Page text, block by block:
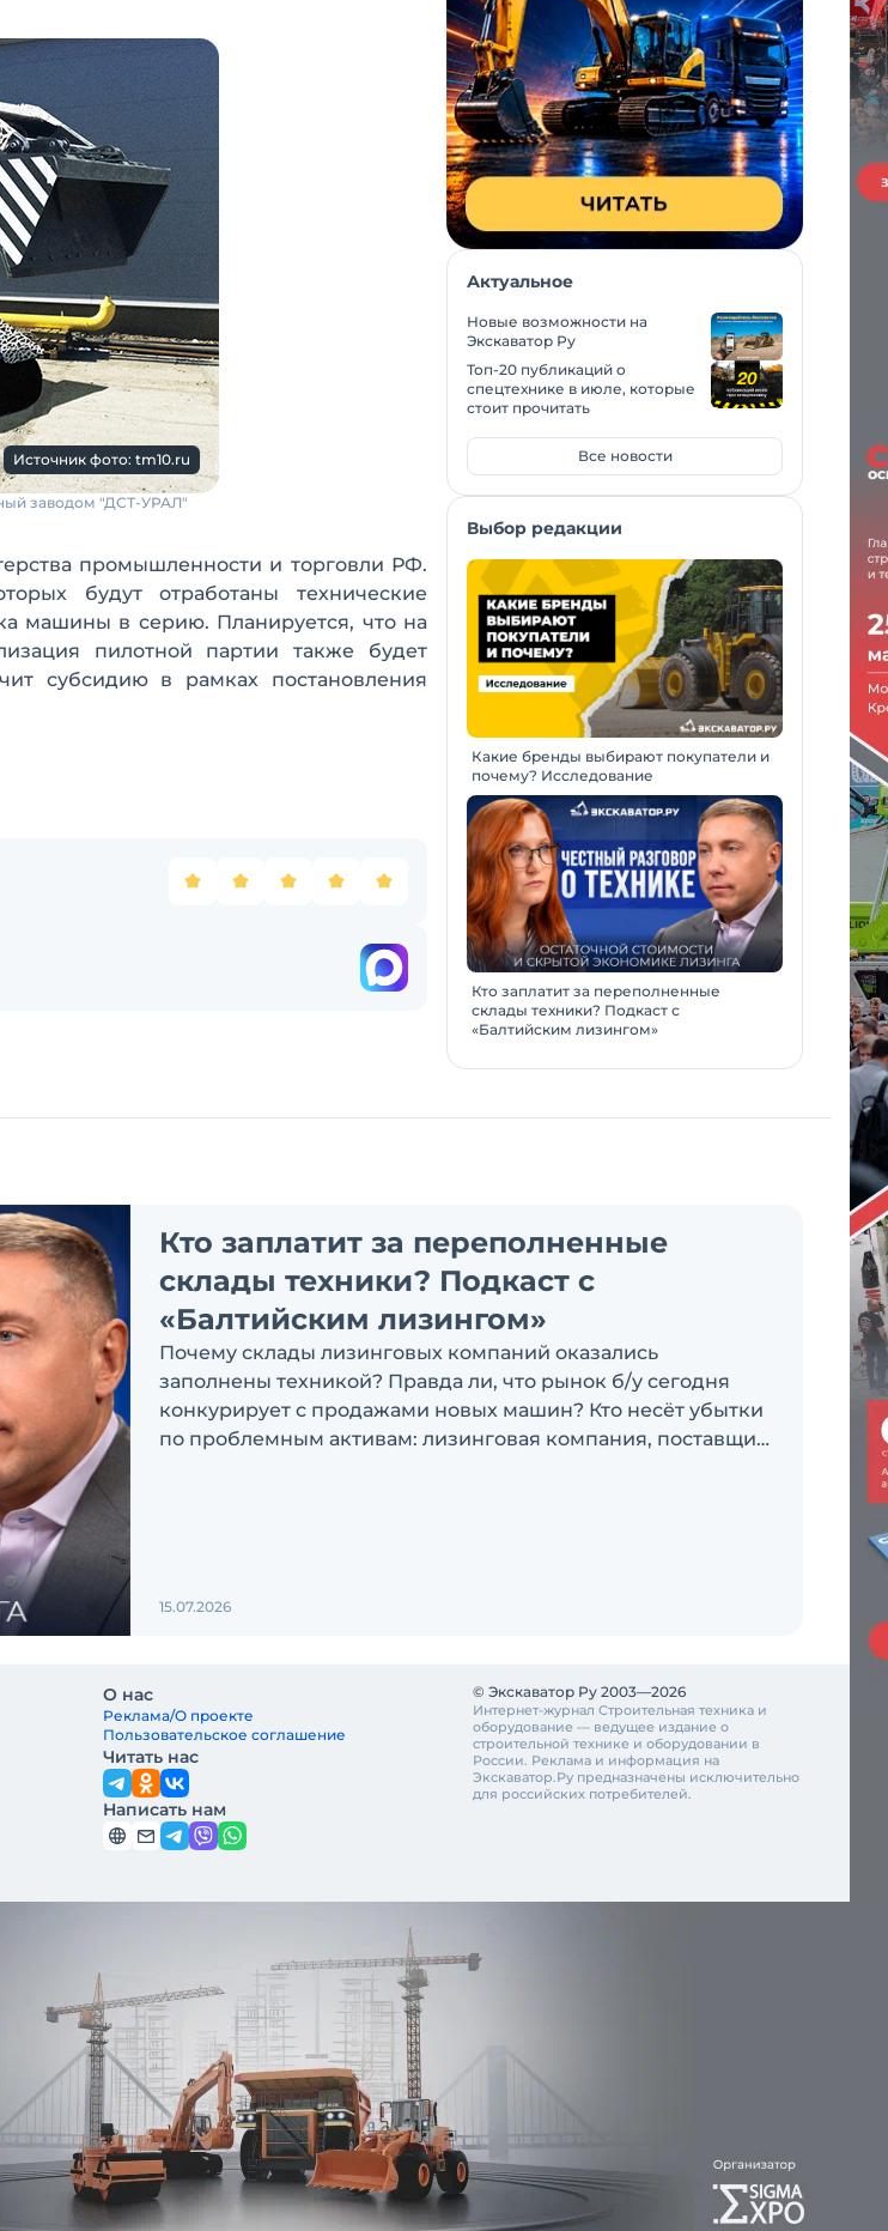
Источник фото: tm10.ru
заводом "ДСТ-УРАЛ"
промышленности и торговли РФ.
будут отработаны технические
машины в серию. Планируется, что на
пилотной партии также будет
субсидию в рамках постановления
Актуальное
Новые возможности на
Экскаватор Ру
Топ-20 публикаций о
спецтехнике в июле, которые
стоит прочитать
Все новости
Выбор редакции
Какие бренды выбирают покупатели и
почему? Исследование
Кто заплатит за переполненные
склады техники? Подкаст с
«Балтийским лизингом»
Кто заплатит за переполненные
склады техники? Подкаст с
«Балтийским лизингом»
Почему склады лизинговых компаний оказались
заполнены техникой? Правда ли, что рынок б/у сегодня
конкурирует с продажами новых машин? Кто несёт убытки
по проблемным активам: лизинговая компания, поставщик
15.07.2026
О нас
Реклама/О проекте
Пользовательское соглашение
Читать нас
Написать нам
© Экскаватор Ру 2003—2026
Интернет-журнал Строительная техника и
оборудование — ведущее издание о
строительной технике и оборудовании в
России. Реклама и информация на
Экскаватор.Ру предназначены исключительно
для российских потребителей.